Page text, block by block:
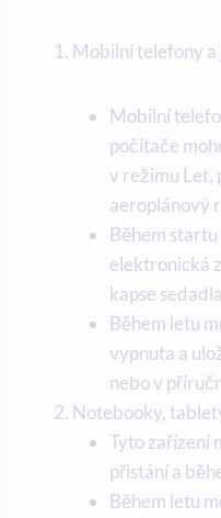
Mobilní telefony
Mobilní
počítače
v režimu Let,
aeroplánový
Během
elektronická
kapse
Během letu
vypnuta a
nebo v
Notebooky,
Tyto zařízení
přistání a
Během letu